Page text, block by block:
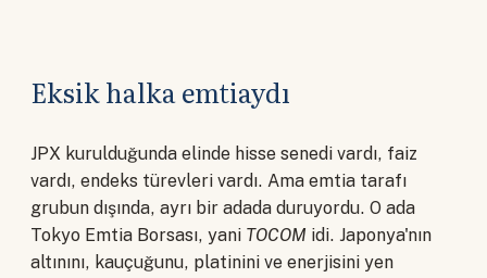
Eksik halka emtiaydı
JPX kurulduğunda elinde hisse senedi vardı, faiz
vardı, endeks türevleri vardı. Ama emtia tarafı
grubun dışında, ayrı bir adada duruyordu. O ada
Tokyo Emtia Borsası, yani TOCOM idi. Japonya'nın
altınını, kauçuğunu, platinini ve enerjisini yen